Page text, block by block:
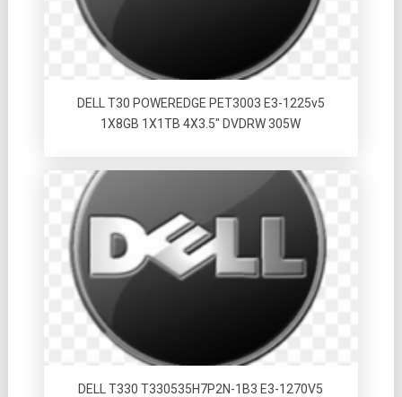
DELL T30 POWEREDGE PET3003 E3-1225v5
1X8GB 1X1TB 4X3.5″ DVDRW 305W
DELL T330 T330535H7P2N-1B3 E3-1270V5